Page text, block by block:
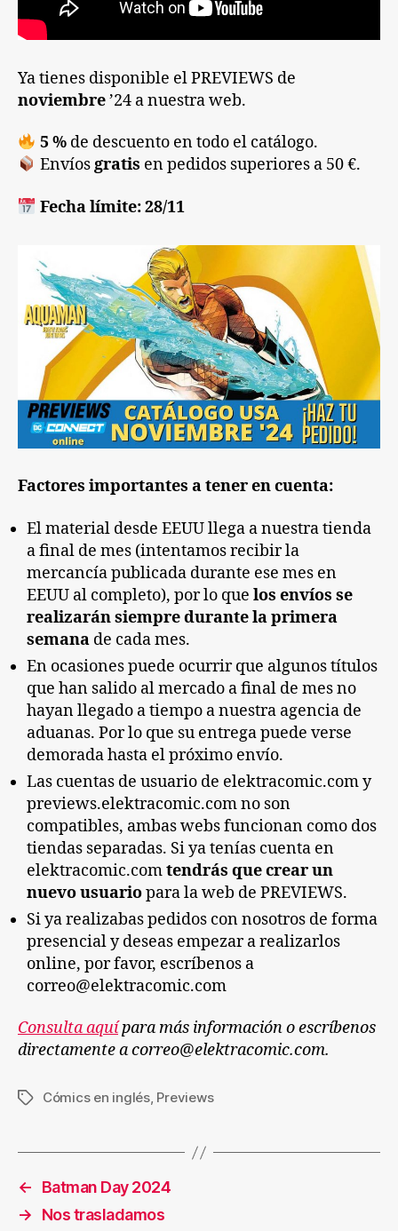
Ya tienes disponible el PREVIEWS de
noviembre’24 a nuestra web.
5 % de descuento en todo el catálogo.
Envíosgratis en pedidos superiores a 50 €.
Fecha límite: 28/11
Factores importantes a tener en cuenta:
El material desde EEUU llega a nuestra tienda
a final de mes (intentamos recibir la
mercancía publicada durante ese mes en
EEUU al completo), por lo que los envíos se
realizarán siempre durante la primera
semana de cada mes.
En ocasiones puede ocurrir que algunos títulos
que han salido al mercado a final de mes no
hayan llegado a tiempo a nuestra agencia de
aduanas. Por lo que su entrega puede verse
demorada hasta el próximo envío.
Las cuentas de usuario de elektracomic.com y
previews.elektracomic.com no son
compatibles, ambas webs funcionan como dos
tiendas separadas. Si ya tenías cuenta en
elektracomic.comtendrás que crear un
nuevo usuariopara la web de PREVIEWS.
Si ya realizabas pedidos con nosotros de forma
presencial y deseas empezar a realizarlos
online, por favor, escríbenos a
correo@elektracomic.com
Consulta aquípara más información o escríbenos
directamente a correo@elektracomic.com.
Etiquetas
Cómics en inglés, Previews
←
Batman Day 2024
→
Nos trasladamos